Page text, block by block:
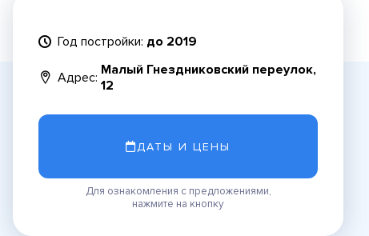
Год постройки: до 2019
Адрес: Малый Гнездниковский переулок,
12
ДАТЫ И ЦЕНЫ
Для ознакомления с предложениями,
нажмите на кнопку